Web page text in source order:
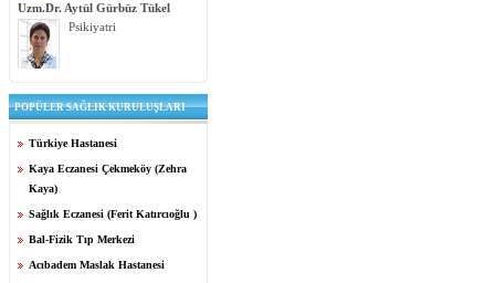
Uzm.Dr. Aytül Gürbüz Tükel
Psikiyatri
POPÜLER SAĞLIK KURULUŞLARI
Türkiye Hastanesi
Kaya Eczanesi Çekmeköy (Zehra
Kaya)
Sağlık Eczanesi (Ferit Katırcıoğlu )
Bal-Fizik Tıp Merkezi
Acıbadem Maslak Hastanesi